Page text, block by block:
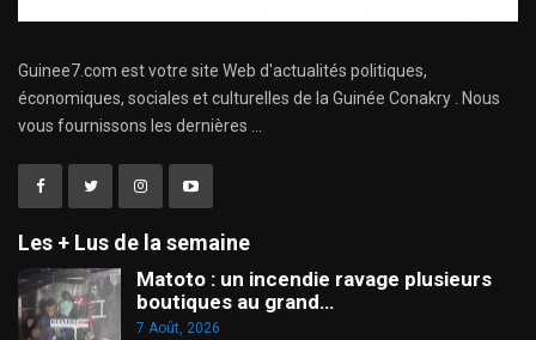
Guinee7.com est votre site Web d'actualités politiques,
économiques, sociales et culturelles de la Guinée Conakry . Nous
vous fournissons les dernières ...
Les + Lus de la semaine
Matoto : un incendie ravage plusieurs
boutiques au grand…
7 Août, 2026